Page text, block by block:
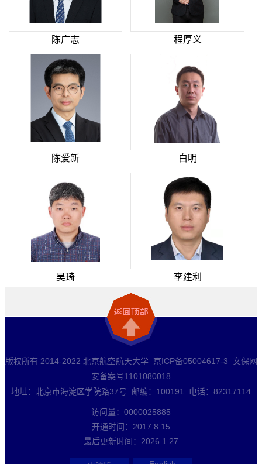
陈广志 程厚义
陈爱新 白明
吴琦 李建利
版权所有 2014-2022 北京航空航天大学 京ICP备05004617-3 文保网
安备案号1101080018
地址：北京市海淀区学院路37号 邮编：100191 电话：82317114
访问量： 0000025885
开通时间： 2017 8 15
最后更新时间： 2026 1 27